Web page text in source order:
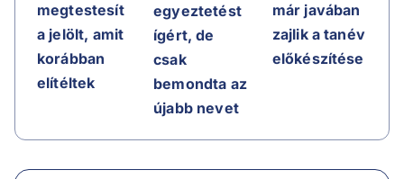
megtestesít
a jelölt, amit
korábban
elítéltek
egyeztetést
ígért, de
csak
bemondta az
újabb nevet
már javában
zajlik a tanév
előkészítése